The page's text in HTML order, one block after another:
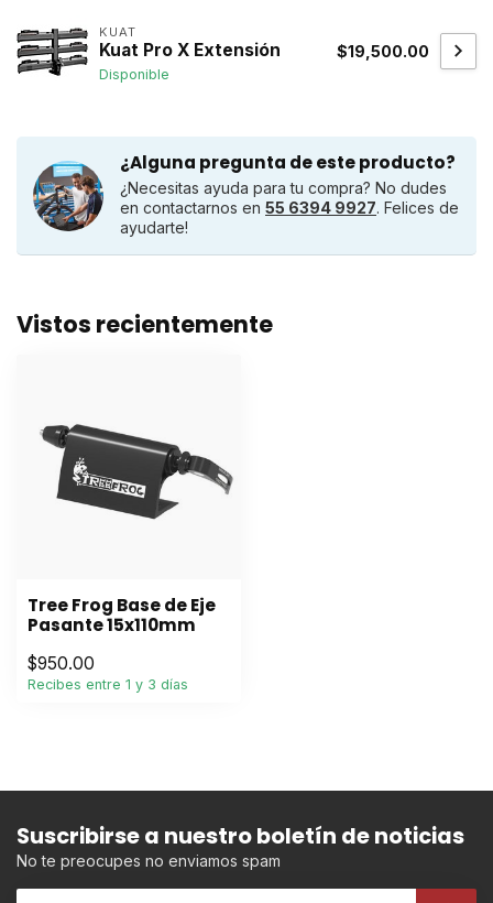
KUAT
Kuat Pro X Extensión
Disponible
$19,500.00
¿Alguna pregunta de este producto?
¿Necesitas ayuda para tu compra? No dudes
en contactarnos en 55 6394 9927. Felices de
ayudarte!
Vistos recientemente
Tree Frog Base de Eje
Pasante 15x110mm
$950.00
Recibes entre 1 y 3 días
Suscribirse a nuestro boletín de noticias
No te preocupes no enviamos spam